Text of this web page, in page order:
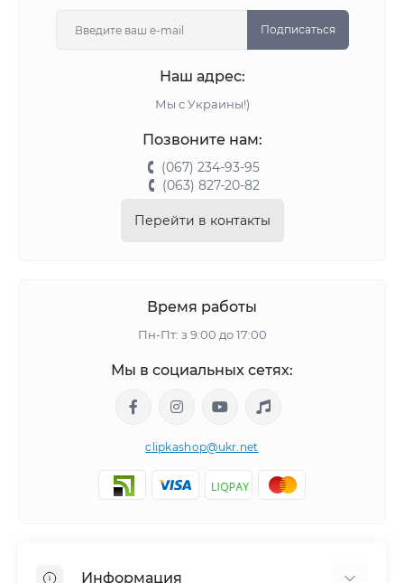
Подписаться
Наш адрес:
Мы с Украины!)
Позвоните нам:
(067) 234-93-95
(063) 827-20-82
Перейти в контакты
Время работы
Пн-Пт: з 9:00 до 17:00
Мы в социальных сетях:
clipkashop@ukr.net
Информация